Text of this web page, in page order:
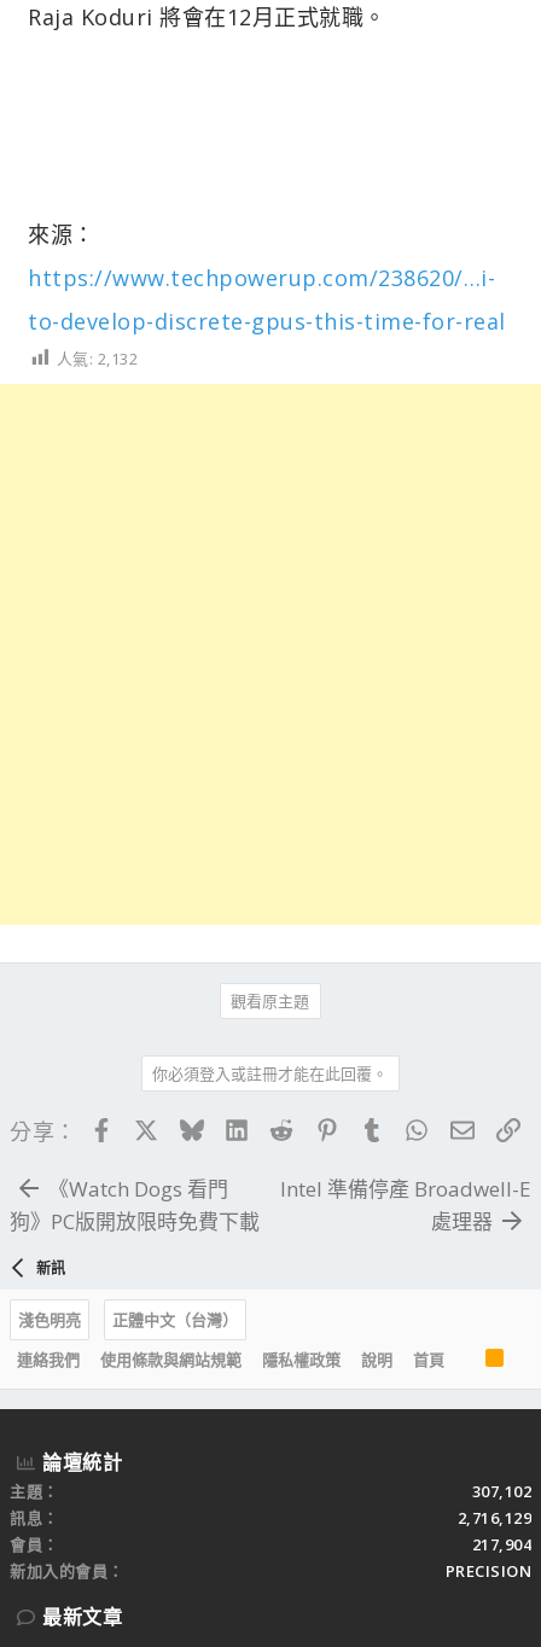
Raja Koduri 將會在12月正式就職。
來源：
https://www.techpowerup.com/238620/…i-
to-develop-discrete-gpus-this-time-for-real
人氣: 2,132
觀看原主題
你必須登入或註冊才能在此回覆。
分享： FacebookBlueskyLinkedIn
Reddit PinterestTumblrWhatsApp
電子
《Watch Dogs 看門
狗》PC版開放限時免費下載
Intel 準備停產 Broadwell-E
處理器
新訊
淺色明亮
正體中文（台灣）
連絡我們
使用條款與網站規範 隱私權政策 說明 首頁
R
S
S
論壇統計
主題
307,102
訊息
2,716,129
會員
217,904
新加入的會員
PRECISION
最新文章